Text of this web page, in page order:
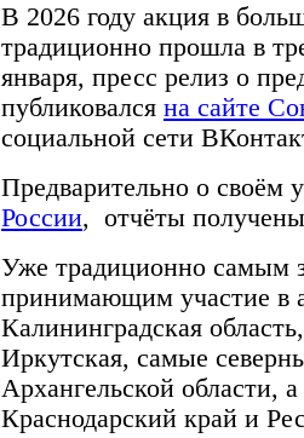
В 2026 году акция в
традиционно прошла в
января, пресс релиз о
публиковался на сайте
социальной сети
Предварительно о своём
России, отчёты
Уже традиционно самым
принимающим участие в
Калининградская
Иркутская, самые
Архангельской области,
Краснодарский край и